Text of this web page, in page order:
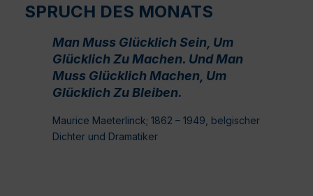
SPRUCH DES MONATS
Man Muss Glücklich Sein, Um
Glücklich Zu Machen. Und Man
Muss Glücklich Machen, Um
Glücklich Zu Bleiben.
Maurice Maeterlinck; 1862 – 1949, belgischer
Dichter und Dramatiker